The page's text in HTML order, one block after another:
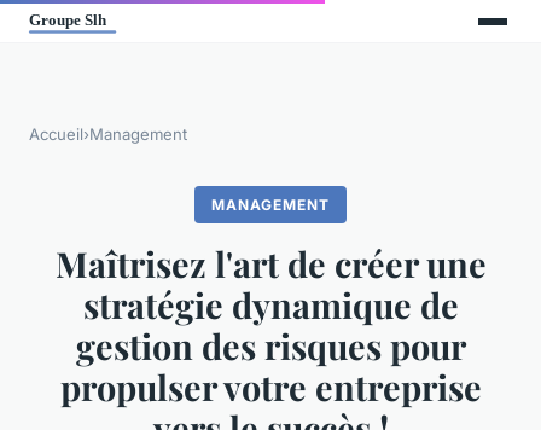
Accueil›Management
MANAGEMENT
Maîtrisez l'art de créer une
stratégie dynamique de
gestion des risques pour
propulser votre entreprise